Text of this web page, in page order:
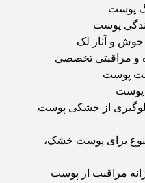
پوست
پوست
و آثار لک
و مراقبتی تخصصی
پوست
پوست
از خشکی پوست
برای پوست خشک،
مراقبت از پوست